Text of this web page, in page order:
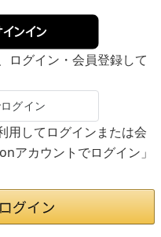
ンイン
ログイン・会員登録して
用してログインまたは会
アカウントでログイン」